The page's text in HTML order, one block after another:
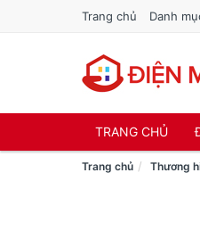
Trang chủ Danh
TRANG CHỦ
Trang chủ Thương